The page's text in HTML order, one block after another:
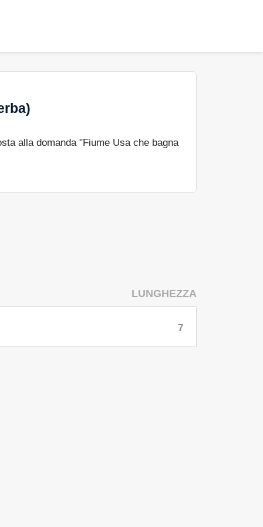
alla domanda "Fiume Usa che bagna
LUNGHEZZA
7